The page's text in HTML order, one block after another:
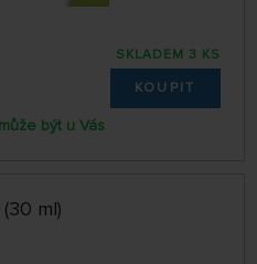
SKLADEM 3 KS
KOUPIT
být u Vás
ml)